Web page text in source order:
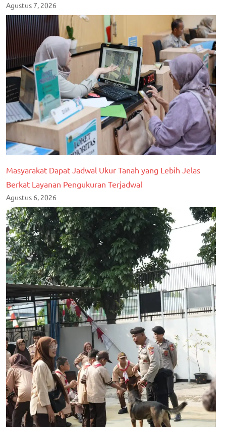
Agustus 7, 2026
Masyarakat Dapat Jadwal Ukur Tanah yang Lebih Jelas
Berkat Layanan Pengukuran Terjadwal
Agustus 6, 2026